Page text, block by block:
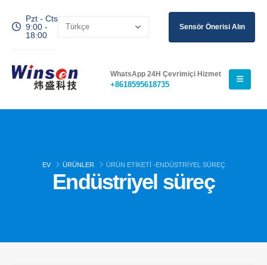
Pzt - Cts
9:00 -
18:00
Sensör Önerisi Alın
WhatsApp 24H Çevrimiçi Hizmet
+8618595618735
EV ÜRÜNLER ÜRÜN ETIKETI -ENDÜSTRIYEL SÜREÇ
Endüstriyel süreç